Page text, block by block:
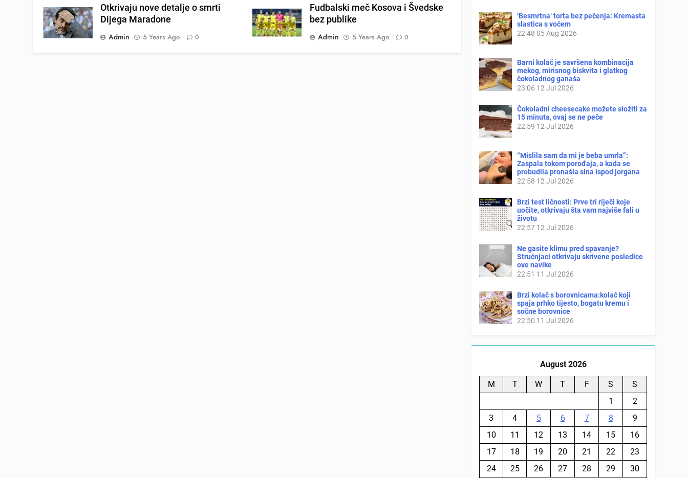
Otkrivaju nove detalje o smrti
Dijega Maradone
Admin
5 Years Ago 0
Fudbalski meč Kosova i Švedske
bez publike
Admin
5 Years Ago 0
‘Besmrtna’ torta bez pečenja: Kremasta
slastica s voćem
22:48 05 Aug 2026
Barni kolač je savršena kombinacija
mekog, mirisnog biskvita i glatkog
čokoladnog ganaša
23:06 12 Jul 2026
Čokoladni cheesecake možete složiti za
15 minuta, ovaj se ne peče
22:59 12 Jul 2026
“Mislila sam da mi je beba umrla”:
Zaspala tokom porođaja, a kada se
probudila pronašla sina ispod jorgana
22:58 12 Jul 2026
Brzi test ličnosti: Prve tri riječi koje
uočite, otkrivaju šta vam najviše fali u
životu
22:57 12 Jul 2026
Ne gasite klimu pred spavanje?
Stručnjaci otkrivaju skrivene posledice
ove navike
22:51 11 Jul 2026
Brzi kolač s borovnicama:kolač koji
spaja prhko tijesto, bogatu kremu i
sočne borovnice
22:50 11 Jul 2026
August 2026
M T W T F S
S
1
2
3
4 5 6 7 8
9
10
11 12 13 14 15
16
17
18 19 20 21 22
23
24
25 26 27 28 29 30